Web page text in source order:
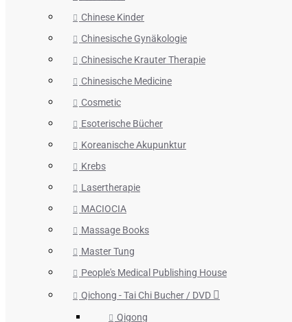
Chinese Kinder
Chinesische Gynäkologie
Chinesische Krauter Therapie
Chinesische Medicine
Cosmetic
Esoterische Bücher
Koreanische Akupunktur
Krebs
Lasertherapie
MACIOCIA
Massage Books
Master Tung
People's Medical Publishing House
Qichong - Tai Chi Bucher / DVD
Qigong